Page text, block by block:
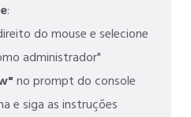
:
do mouse e selecione
administrador"
no prompt do console
e siga as instruções